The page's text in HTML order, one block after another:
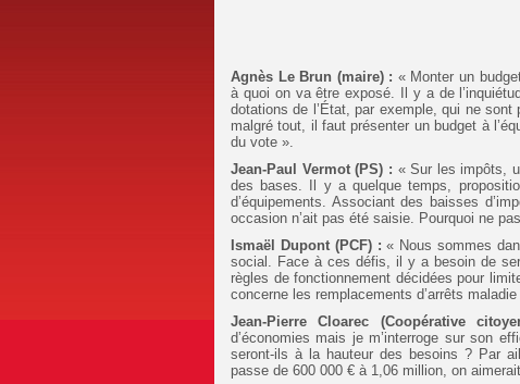
Agnès Le Brun (maire) : « Monter un
à quoi on va être exposé. Il y a de
dotations de l’État, par exemple, qui ne
malgré tout, il faut présenter un budget à
du vote ».
Jean-Paul Vermot (PS) : « Sur les impôts,
des bases. Il y a quelque temps,
d’équipements. Associant des baisses
occasion n’ait pas été saisie. Pourquoi ne
smaël Dupont (PCF) : « Nous sommes
social. Face à ces défis, il y a besoin de
règles de fonctionnement décidées pour
concerne les remplacements d’arrêts
Jean-Pierre Cloarec (Coopérative
d’économies mais je m’interroge sur son
seront-ils à la hauteur des besoins ? Par
passe de 600 000 € à 1,06 million, on